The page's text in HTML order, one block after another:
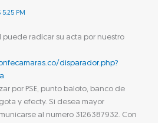
5:25 PM
puede radicar su acta por nuestro
disparador.php?
por PSE, punto baloto, banco de
y efecty. Si desea mayor
al numero 3126387932. Con